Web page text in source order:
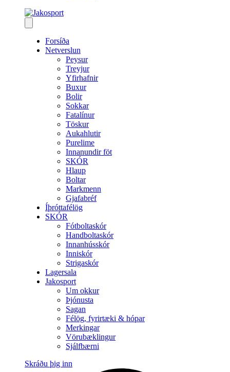
Forsíða
Netverslun
Peysur
Treyjur
Yfirhafnir
Buxur
Bolir
Sokkar
Fatalínur
Töskur
Aukahlutir
Purelime
Innanundir föt
SKÓR
Hlaup
Boltar
Markmenn
Gjafabréf
Íþróttafélög
SKÓR
Fótboltaskór
Handboltaskór
Innanhússkór
Inniskór
Strigaskór
Lagersala
Jakosport
Um okkur
Þjónusta
Sagan
Félög, fyrirtæki & hópar
Merkingar
Vörubæklingur
Sjálfbærni
Skráðu þig inn